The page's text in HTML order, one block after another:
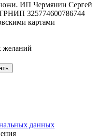
ИП Чермянин Сергей
325774600786744
картами
желаний
данных